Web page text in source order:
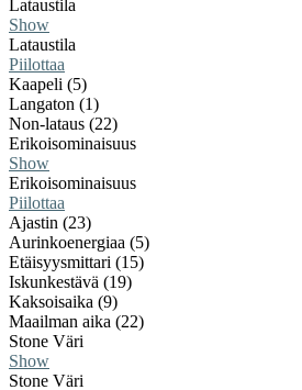
Lataustila
Show
Lataustila
Piilottaa
Kaapeli (5)
Langaton (1)
Non-lataus (22)
Erikoisominaisuus
Show
Erikoisominaisuus
Piilottaa
Ajastin (23)
Aurinkoenergiaa (5)
Etäisyysmittari (15)
Iskunkestävä (19)
Kaksoisaika (9)
Maailman aika (22)
Stone Väri
Show
Stone Väri